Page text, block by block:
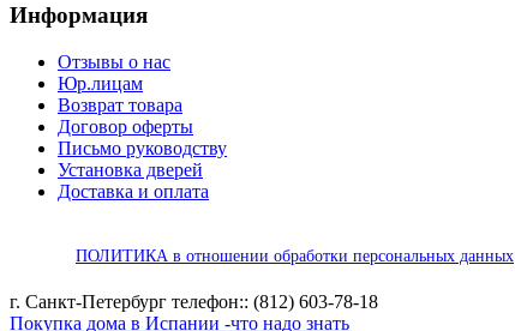
Информация
Отзывы о нас
Юр.лицам
Возврат товара
Договор оферты
Письмо руководству
Установка дверей
Доставка и оплата
ПОЛИТИКА в отношении обработки персональных данных
г. Санкт-Петербург телефон:: (812) 603-78-18
Покупка дома в Испании -что надо знать